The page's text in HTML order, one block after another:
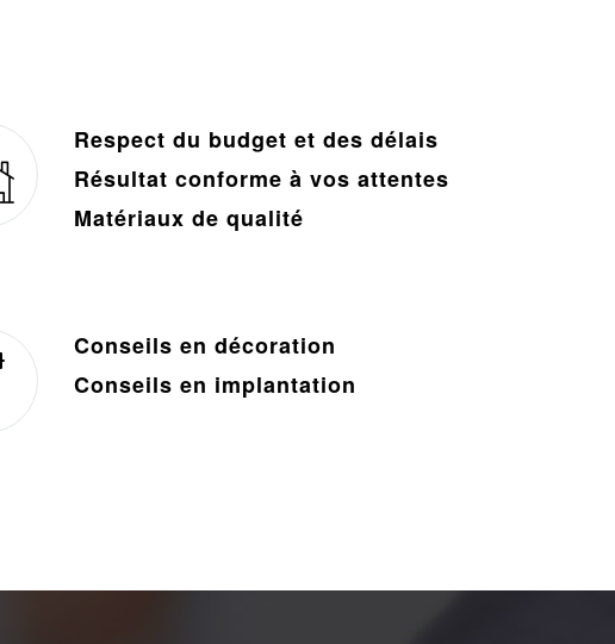
Respect du budget et des délais
Résultat conforme à vos attentes
Matériaux de qualité
Conseils en décoration
Conseils en implantation